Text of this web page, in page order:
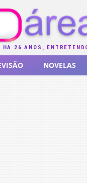
HÁ 26 ANOS,
NOVELAS